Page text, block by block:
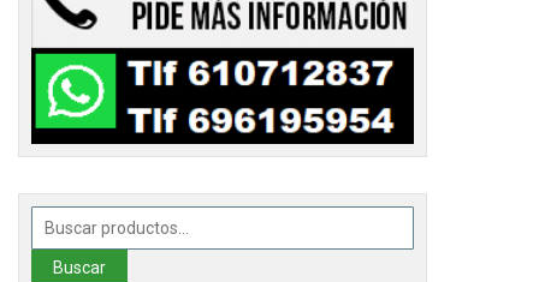
Buscar
por:
Buscar